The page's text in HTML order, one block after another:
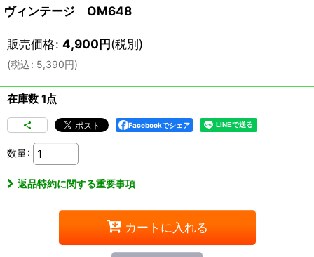
ヴィンテージ OM648
販売価格: 4,900円(税別)
(税込: 5,390円)
在庫数 1点
Facebookでシェア
数量:
返品特約に関する重要事項
カートに入れる